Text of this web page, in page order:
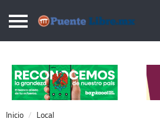
Puentelibre.mx
Local
Nacional
Opinión
Inicio Local